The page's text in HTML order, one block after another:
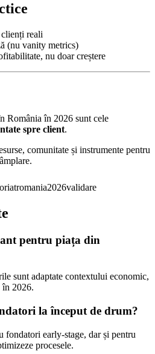
reali
(nu vanity metrics)
nu doar creștere
România în 2026 sunt cele
spre client.
comunitate și instrumente pentru
romania2026validare
pentru piața din
sunt adaptate contextului economic,
în 2026.
la început de drum?
fondatori early-stage, dar și pentru
procesele.